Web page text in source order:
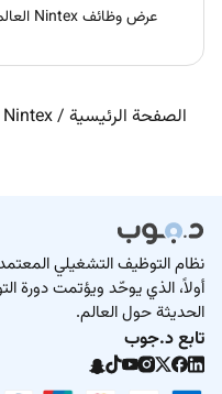
عرض وظائف Nintex العالمية
الصفحة الرئيسية /
Nintex
نظام التوظيف التشغيلي
أولاً، الذي يوحّد ويؤتمت دورة
الحديثة حول العالم.
تابع د.جوب